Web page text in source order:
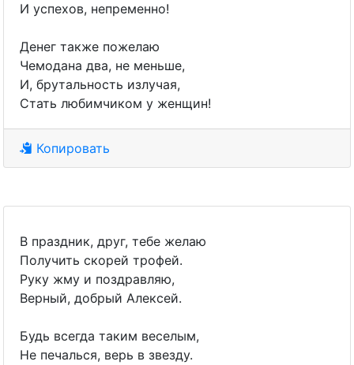
И успехов, непременно!
Денег также пожелаю
Чемодана два, не меньше,
И, брутальность излучая,
Стать любимчиком у женщин!
Копировать
В праздник, друг, тебе желаю
Получить скорей трофей.
Руку жму и поздравляю,
Верный, добрый Алексей.
Будь всегда таким веселым,
Не печалься, верь в звезду.